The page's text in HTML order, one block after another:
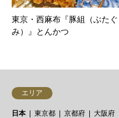
東京・西麻布『豚組（ぶたぐ
み）』とんかつ
エリア
日本 東京都 京都府 大阪府